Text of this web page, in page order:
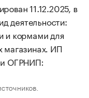
11.12.2025, в
деятельности:
и кормами для
магазинах. ИП
и ОГРНИП: